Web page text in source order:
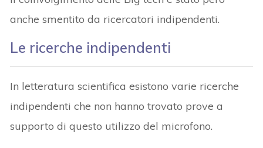
anche smentito da ricercatori indipendenti.
Le ricerche indipendenti
In letteratura scientifica esistono varie ricerche
indipendenti che non hanno trovato prove a
supporto di questo utilizzo del microfono.